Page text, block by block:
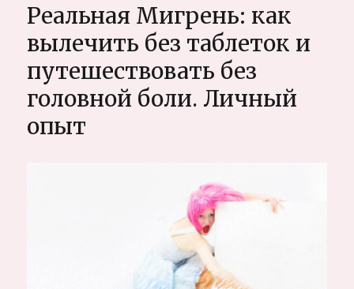
Любые
сбываются,
если
знать
как
Реальная Мигрень: как
вылечить без таблеток и
путешествовать без
головной боли. Личный
опыт